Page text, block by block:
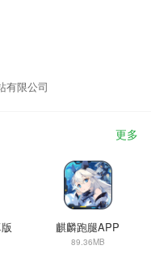
有限公司
更多
麒麟跑腿APP
89.36MB